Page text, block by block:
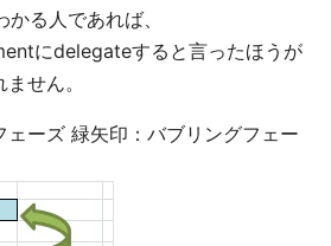
る人であれば、
にdelegateすると言ったほうが
せん。
ーズ 緑矢印：バブリングフェー